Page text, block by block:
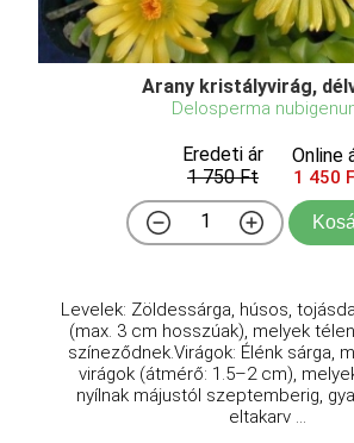
Arany kristályvirág,
Delosperma
Eredeti ár
1 750 Ft
Online
1 450
Levelek: Zöldessárga, húsos,
(max. 3 cm hosszúak), melyek
színeződnek.Virágok: Élénk sárga,
virágok (átmérő: 1.5–2 cm),
nyílnak májustól szeptemberig,
eltakarv ...